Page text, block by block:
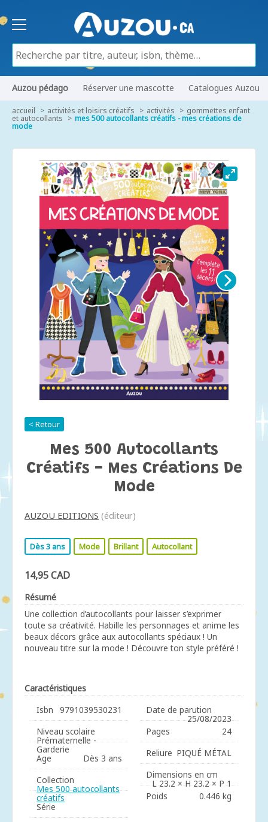
Auzou pédago Réserver une mascotte Catalogues Auzou
accueil activités et loisirs créatifs activités gommettes enfant
et autocollants mes 500 autocollants créatifs - mes créations de
mode
< Retour
Mes 500 Autocollants
Créatifs - Mes Créations De
Mode
AUZOU EDITIONS (éditeur)
Dès 3 ans Mode Brillant Autocollant
14,95 CAD
Résumé
Une collection d’autocollants pour laisser s’exprimer
toute sa créativité. Habille les personnages et anime les
beaux décors grâce aux autocollants spéciaux ! Un
nouveau titre sur la mode ! Découvre ton style préféré !
Caractéristiques
Isbn
9791039530231
Niveau scolaire
Prématernelle -
Garderie
Age
Dès 3 ans
Collection
Mes 500 autocollants
créatifs
Série
Date de parution
25/08/2023
Pages
24
Reliure PIQUÉ MÉTAL
Dimensions en cm
L 23.2 × H 23.2 × P 1
Poids
0.446 kg